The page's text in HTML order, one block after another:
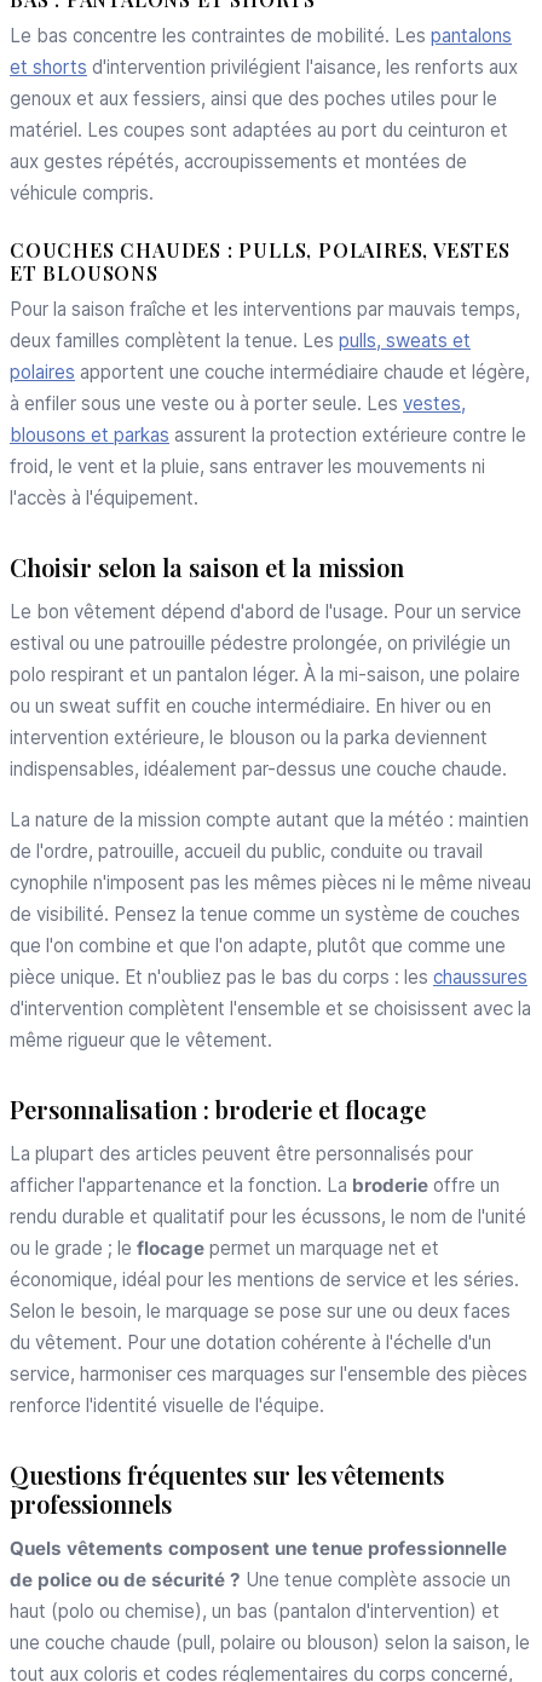
Le bas concentre les contraintes de mobilité. Les pantalons
et shorts d'intervention privilégient l'aisance, les renforts aux
genoux et aux fessiers, ainsi que des poches utiles pour le
matériel. Les coupes sont adaptées au port du ceinturon et
aux gestes répétés, accroupissements et montées de
véhicule compris.
COUCHES CHAUDES : PULLS, POLAIRES, VESTES
ET BLOUSONS
Pour la saison fraîche et les interventions par mauvais temps,
deux familles complètent la tenue. Les pulls, sweats et
polaires apportent une couche intermédiaire chaude et légère,
à enfiler sous une veste ou à porter seule. Les vestes,
blousons et parkas assurent la protection extérieure contre le
froid, le vent et la pluie, sans entraver les mouvements ni
l'accès à l'équipement.
Choisir selon la saison et la mission
Le bon vêtement dépend d'abord de l'usage. Pour un service
estival ou une patrouille pédestre prolongée, on privilégie un
polo respirant et un pantalon léger. À la mi-saison, une polaire
ou un sweat suffit en couche intermédiaire. En hiver ou en
intervention extérieure, le blouson ou la parka deviennent
indispensables, idéalement par-dessus une couche chaude.
La nature de la mission compte autant que la météo : maintien
de l'ordre, patrouille, accueil du public, conduite ou travail
cynophile n'imposent pas les mêmes pièces ni le même niveau
de visibilité. Pensez la tenue comme un système de couches
que l'on combine et que l'on adapte, plutôt que comme une
pièce unique. Et n'oubliez pas le bas du corps : les chaussures
d'intervention complètent l'ensemble et se choisissent avec la
même rigueur que le vêtement.
Personnalisation : broderie et flocage
La plupart des articles peuvent être personnalisés pour
afficher l'appartenance et la fonction. La broderie offre un
rendu durable et qualitatif pour les écussons, le nom de l'unité
ou le grade ; le flocage permet un marquage net et
économique, idéal pour les mentions de service et les séries.
Selon le besoin, le marquage se pose sur une ou deux faces
du vêtement. Pour une dotation cohérente à l'échelle d'un
service, harmoniser ces marquages sur l'ensemble des pièces
renforce l'identité visuelle de l'équipe.
Questions fréquentes sur les vêtements
professionnels
Quels vêtements composent une tenue professionnelle
de police ou de sécurité ? Une tenue complète associe un
haut (polo ou chemise), un bas (pantalon d'intervention) et
une couche chaude (pull, polaire ou blouson) selon la saison, le
tout aux coloris et codes réglementaires du corps concerné,